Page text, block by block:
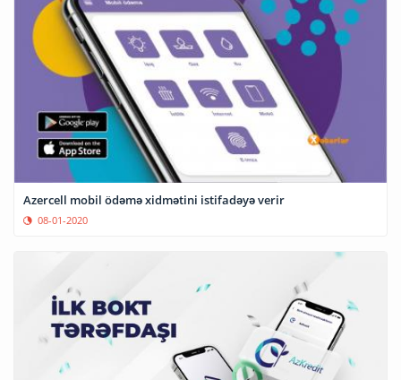
Azercell mobil ödəmə xidmətini istifadəyə verir
08-01-2020